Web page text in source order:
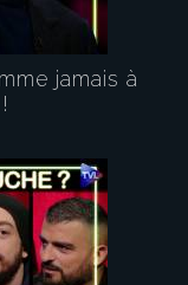
jamais à